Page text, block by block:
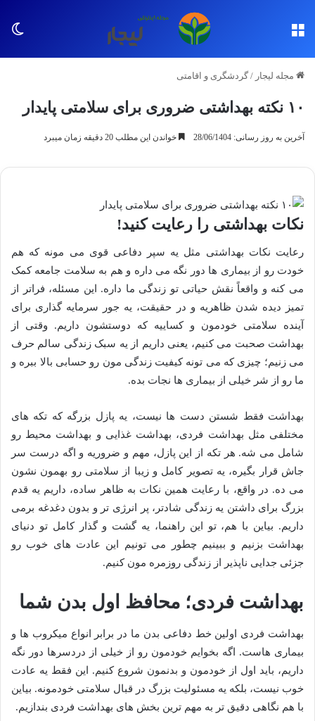
مجله لیجار / گردشگری و اقامتی
۱۰ نکته بهداشتی ضروری برای سلامتی پایدار
آخرین به روز رسانی: 28/06/1404 خواندن این مطلب 20 دقیقه زمان میبرد
نکات بهداشتی را رعایت کنید!
رعایت نکات بهداشتی مثل یه سپر دفاعی قوی می مونه که هم
خودت رو از بیماری ها دور نگه می داره و هم به سلامت جامعه کمک
می کنه و واقعاً نقش حیاتی تو زندگی ما داره. این مسئله، فراتر از
تمیز دیده شدن ظاهریه و در حقیقت، یه جور سرمایه گذاری برای
آینده سلامتی خودمون و کساییه که دوستشون داریم. وقتی از
بهداشت صحبت می کنیم، یعنی داریم از یه سبک زندگی سالم حرف
می زنیم؛ چیزی که می تونه کیفیت زندگی مون رو حسابی بالا ببره و
ما رو از شر خیلی از بیماری ها نجات بده.
بهداشت فقط شستن دست ها نیست، یه پازل بزرگه که تکه های
مختلفی مثل بهداشت فردی، بهداشت غذایی و بهداشت محیط رو
شامل می شه. هر تکه از این پازل، مهم و ضروریه و اگه درست سر
جاش قرار بگیره، یه تصویر کامل و زیبا از سلامتی رو بهمون نشون
می ده. در واقع، با رعایت همین نکات به ظاهر ساده، داریم یه قدم
بزرگ برای داشتن یه زندگی شادتر، پر انرژی تر و بدون دغدغه برمی
داریم. بیاین با هم، تو این راهنما، یه گشت و گذار کامل تو دنیای
بهداشت بزنیم و ببینیم چطور می تونیم این عادت های خوب رو
جزئی جدایی ناپذیر از زندگی روزمره مون کنیم.
بهداشت فردی؛ محافظ اول بدن شما
بهداشت فردی اولین خط دفاعی بدن ما در برابر انواع میکروب ها و
بیماری هاست. اگه بخوایم خودمون رو از خیلی از دردسرها دور نگه
داریم، باید اول از خودمون و بدنمون شروع کنیم. این فقط یه عادت
خوب نیست، بلکه یه مسئولیت بزرگ در قبال سلامتی خودمونه. بیاین
با هم نگاهی دقیق تر به مهم ترین بخش های بهداشت فردی بندازیم.